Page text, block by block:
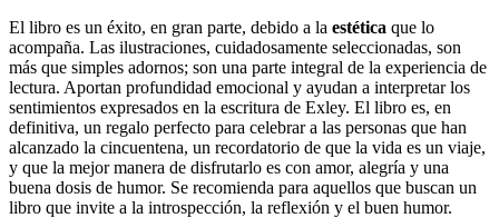
El libro es un éxito, en gran parte, debido a la estética que lo
acompaña. Las ilustraciones, cuidadosamente seleccionadas, son
más que simples adornos; son una parte integral de la experiencia de
lectura. Aportan profundidad emocional y ayudan a interpretar los
sentimientos expresados en la escritura de Exley. El libro es, en
definitiva, un regalo perfecto para celebrar a las personas que han
alcanzado la cincuentena, un recordatorio de que la vida es un viaje,
y que la mejor manera de disfrutarlo es con amor, alegría y una
buena dosis de humor. Se recomienda para aquellos que buscan un
libro que invite a la introspección, la reflexión y el buen humor.